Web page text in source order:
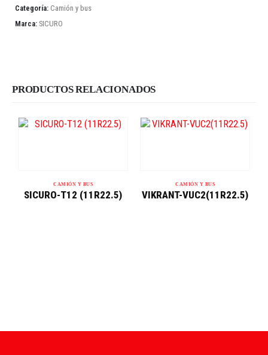
Categoría: Camión y bus
Marca: SICURO
PRODUCTOS RELACIONADOS
CAMIÓN Y BUS
SICURO-T12 (11R22.5)
CAMIÓN Y BUS
VIKRANT-VUC2(11R22.5)